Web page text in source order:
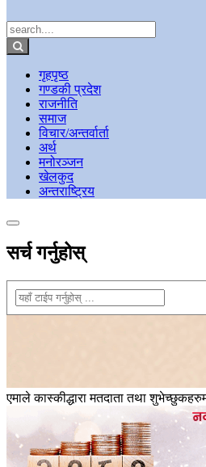
गृहपृष्ठ
गण्डकी प्रदेश
राजनीति
समाज
विचार/अन्तर्वार्ता
अर्थ
मनोरञ्जन
खेलकुद
अन्तराष्ट्रिय
सर्च गर्नुहोस्
एमाले कास्कीद्धारा मतदाता तथा